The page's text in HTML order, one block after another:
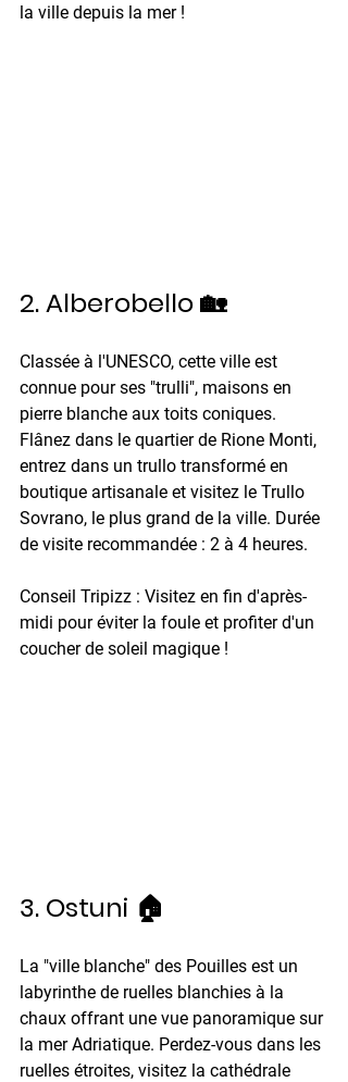
la ville depuis la mer !
2. Alberobello 🏡
Classée à l'UNESCO, cette ville est
connue pour ses "trulli", maisons en
pierre blanche aux toits coniques.
Flânez dans le quartier de Rione Monti,
entrez dans un trullo transformé en
boutique artisanale et visitez le Trullo
Sovrano, le plus grand de la ville. Durée
de visite recommandée : 2 à 4 heures.
Conseil Tripizz : Visitez en fin d'après-
midi pour éviter la foule et profiter d'un
coucher de soleil magique !
3. Ostuni 🏠
La "ville blanche" des Pouilles est un
labyrinthe de ruelles blanchies à la
chaux offrant une vue panoramique sur
la mer Adriatique. Perdez-vous dans les
ruelles étroites, visitez la cathédrale